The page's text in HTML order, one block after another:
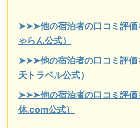
➤➤➤他の宿泊者の口コミ評価
ゃらん公式）
➤➤➤他の宿泊者の口コミ評価
天トラベル公式）
➤➤➤他の宿泊者の口コミ評価
休.com公式）